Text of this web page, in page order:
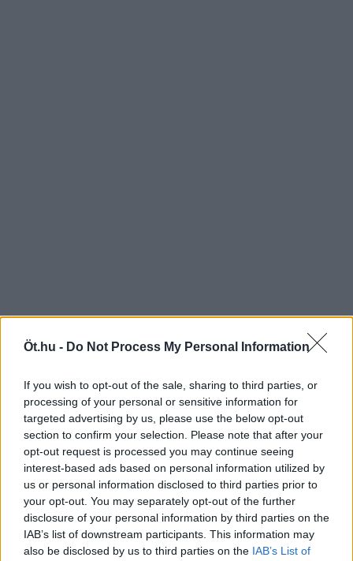
Öt.hu - Do Not Process My Personal Information
If you wish to opt-out of the sale, sharing to third parties, or
processing of your personal or sensitive information for
targeted advertising by us, please use the below opt-out
section to confirm your selection. Please note that after your
opt-out request is processed you may continue seeing
interest-based ads based on personal information utilized by
us or personal information disclosed to third parties prior to
your opt-out. You may separately opt-out of the further
disclosure of your personal information by third parties on the
IAB’s list of downstream participants. This information may
also be disclosed by us to third parties on the IAB’s List of